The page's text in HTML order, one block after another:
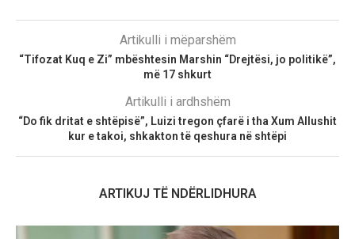
Artikulli i mëparshëm
“Tifozat Kuq e Zi” mbështesin Marshin “Drejtësi, jo politikë”,
më 17 shkurt
Artikulli i ardhshëm
“Do fik dritat e shtëpisë”, Luizi tregon çfarë i tha Xum Allushit
kur e takoi, shkakton të qeshura në shtëpi
ARTIKUJ TË NDËRLIDHURA